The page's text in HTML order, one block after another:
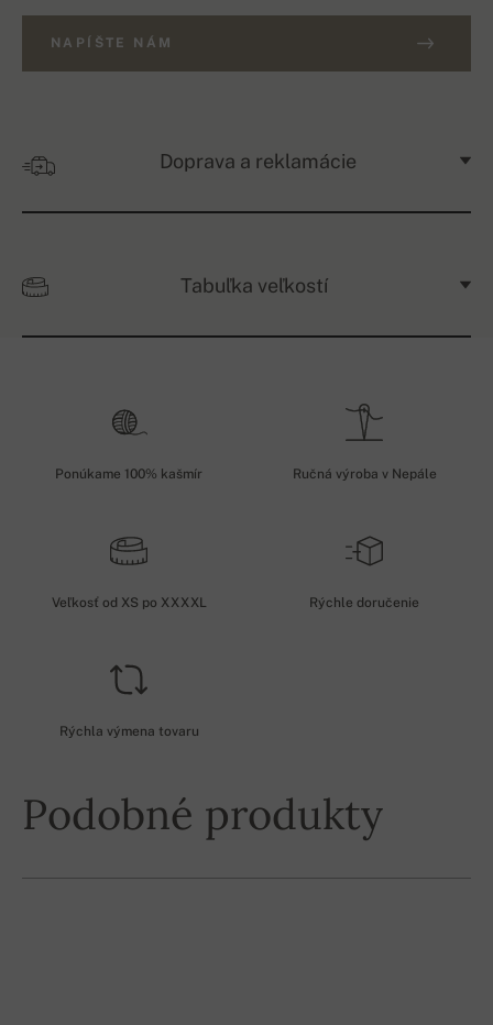
NAPÍŠTE NÁM
Doprava a reklamácie
Tabuľka veľkostí
Ponúkame 100% kašmír Ručná výroba v Nepále
Veľkosť od XS po XXXXL Rýchle doručenie
Rýchla výmena tovaru
Podobné produkty